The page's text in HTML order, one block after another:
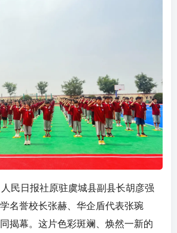
民日报社原驻虞城县副县长胡彦强
名誉校长张赫、华企盾代表张琬
揭幕。这片色彩斑斓、焕然一新的